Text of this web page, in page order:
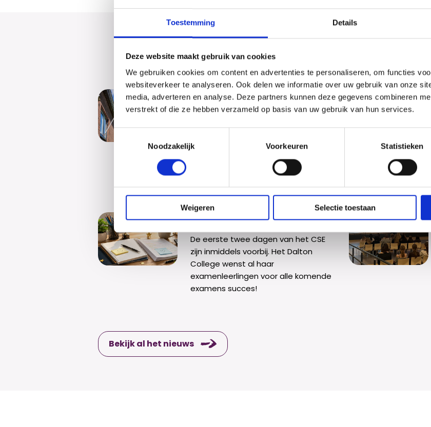
Toestemming Details
Deze website maakt gebruik van cookies
We gebruiken cookies om content en advertenties te personaliseren, om functies
websiteverkeer te analyseren. Ook delen we informatie over uw gebruik van onze
media, adverteren en analyse. Deze partners kunnen deze gegevens combineren
verstrekt of die ze hebben verzameld op basis van uw gebruik van hun services.
Noodzakelijk
Voorkeuren Statistieken
Weigeren Selectie toestaan
Geslaagd!
Dalton feliciteert alle geslaagde
examenleerlingen Met trots
feliciteren wij al onze leerlingen die
zijn geslaagd voor hun eindexamen.
Examens!
De eerste twee dagen van het CSE
zijn inmiddels voorbij. Het Dalton
College wenst al haar
examenleerlingen voor alle komende
examens succes!
Bekijk al het nieuws